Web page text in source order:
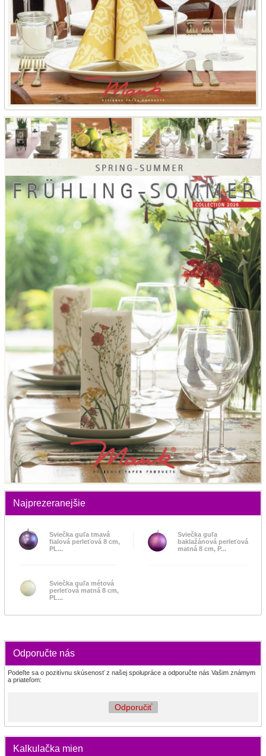
Najprezeranejšie
Sviečka guľa tmavá
fialová perleťová 8 cm,
PL...
Sviečka guľa
baklažánová perleťová
matná 8 cm, P...
Sviečka guľa métová
perleťová matná 8 cm,
PL...
Odporučte nás
Podeľte sa o pozitívnu skúsenosť z našej spolupráce a odporučte nás Vašim známym
a priateľom:
Odporučiť
Kalkulačka mien